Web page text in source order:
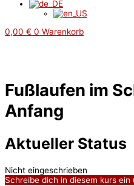
0,00 € 0 Warenkorb
Fußlaufen im
Anfang
Aktueller Status
Nicht eingeschrieben
Schreibe dich in diesem kurs